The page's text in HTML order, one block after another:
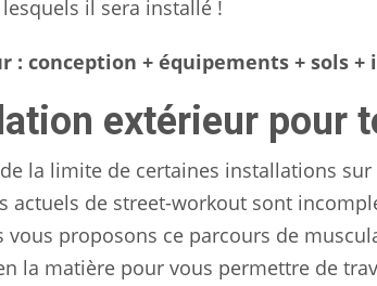
lesquels il sera installé !
conception + équipements + sols +
extérieur pour
la limite de certaines installations
de street-workout sont
vous proposons ce parcours de
la matière pour vous permettre de